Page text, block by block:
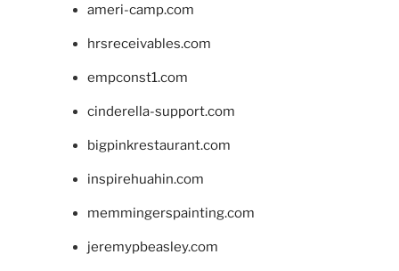
ameri-camp.com
hrsreceivables.com
empconst1.com
cinderella-support.com
bigpinkrestaurant.com
inspirehuahin.com
memmingerspainting.com
jeremypbeasley.com